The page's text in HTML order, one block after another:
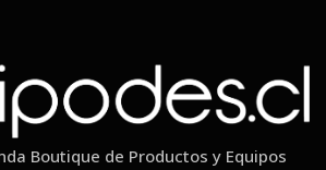
Boutique de Productos y Equipos